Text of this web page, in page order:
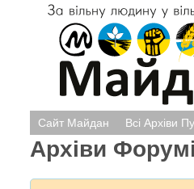
Сайт Майдан Всі Архіви
Архіви